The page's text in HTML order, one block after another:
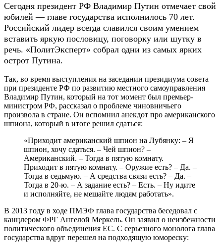
Сегодня президент РФ Владимир Путин отмечает свой
юбилей — главе государства исполнилось 70 лет.
Российский лидер всегда славился своим умением
вставить яркую пословицу, поговорку или шутку в
речь. «ПолитЭксперт» собрал одни из самых ярких
острот Путина.
Так, во время выступления на заседании президиума совета
при президенте РФ по развитию местного самоуправления
Владимир Путин, который на тот момент был премьер-
министром РФ, рассказал о проблеме чиновничьего
произвола в стране. Он вспомнил анекдот про американского
шпиона, который в итоге решил сдаться:
«Приходит американский шпион на Лубянку: – Я
шпион, хочу сдаться. – Чей шпион? –
Американский. – Тогда в пятую комнату.
Приходит в пятую комнату. – Оружие есть? – Да. –
Тогда в седьмую. – А средства связи есть? – Да. –
Тогда в 20-ю. – А задание есть? – Есть. – Ну идите
и исполняйте, не мешайте людям работать».
В 2013 году в ходе ПМЭФ глава государства беседовал с
канцлером ФРГ Ангелой Меркель. Он заявил о неизбежности
политического объединения ЕС. С серьезного монолога глава
государства вдруг перешел на подходящую юмореску: